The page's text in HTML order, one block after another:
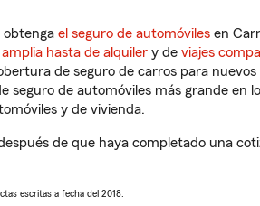
obtenga el seguro de automóviles en
amplia hasta de alquiler y de viajes
de seguro de carros para
seguro de automóviles más grande en
y de vivienda.
de que haya completado una
escritas a fecha del 2018.